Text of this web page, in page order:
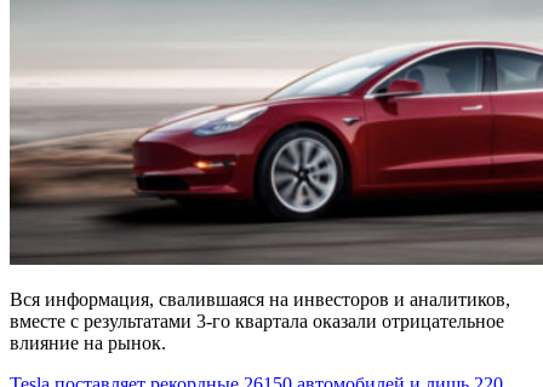
Вся информация, свалившаяся на инвесторов и аналитиков,
вместе с результатами 3-го квартала оказали отрицательное
влияние на рынок.